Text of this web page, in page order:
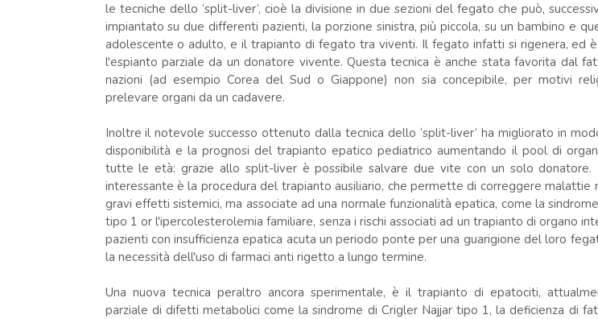
le tecniche dello ‘split-liver’, cioè la divisione in due sezioni del fegato che può,
impiantato su due differenti pazienti, la porzione sinistra, più piccola, su un bambino e
adolescente o adulto, e il trapianto di fegato tra viventi. Il fegato infatti si rigenera, ed
l'espianto parziale da un donatore vivente. Questa tecnica è anche stata favorita dal
nazioni (ad esempio Corea del Sud o Giappone) non sia concepibile, per motivi
prelevare organi da un cadavere.
Inoltre il notevole successo ottenuto dalla tecnica dello ‘split-liver’ ha migliorato in
disponibilità e la prognosi del trapianto epatico pediatrico aumentando il pool di
tutte le età: grazie allo split-liver è possibile salvare due vite con un solo donatore.
interessante è la procedura del trapianto ausiliario, che permette di correggere malattie
gravi effetti sistemici, ma associate ad una normale funzionalità epatica, come la
tipo 1 or l'ipercolesterolemia familiare, senza i rischi associati ad un trapianto di organo
pazienti con insufficienza epatica acuta un periodo ponte per una guarigione del loro
la necessità dell'uso di farmaci anti rigetto a lungo termine.
Una nuova tecnica peraltro ancora sperimentale, è il trapianto di epatociti,
parziale di difetti metabolici come la sindrome di Crigler Najjar tipo 1, la deficienza di